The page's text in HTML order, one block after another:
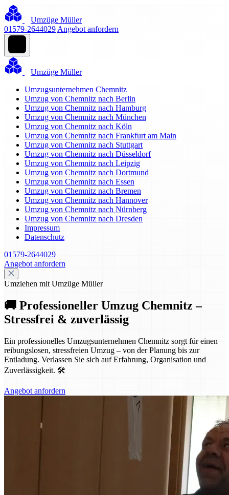
Umzüge Müller
01579-2644029 Angebot anfordern
Umzüge Müller
Umzugsunternehmen Chemnitz
Umzug von Chemnitz nach Berlin
Umzug von Chemnitz nach Hamburg
Umzug von Chemnitz nach München
Umzug von Chemnitz nach Köln
Umzug von Chemnitz nach Frankfurt am Main
Umzug von Chemnitz nach Stuttgart
Umzug von Chemnitz nach Düsseldorf
Umzug von Chemnitz nach Leipzig
Umzug von Chemnitz nach Dortmund
Umzug von Chemnitz nach Essen
Umzug von Chemnitz nach Bremen
Umzug von Chemnitz nach Hannover
Umzug von Chemnitz nach Nürnberg
Umzug von Chemnitz nach Dresden
Impressum
Datenschutz
01579-2644029
Angebot anfordern
Umziehen mit Umzüge Müller
🚚 Professioneller Umzug Chemnitz –
Stressfrei & zuverlässig
Ein professionelles Umzugsunternehmen Chemnitz sorgt für einen
reibungslosen, stressfreien Umzug – von der Planung bis zur
Entladung. Verlassen Sie sich auf Erfahrung, Organisation und
Zuverlässigkeit. 🛠️
Angebot anfordern